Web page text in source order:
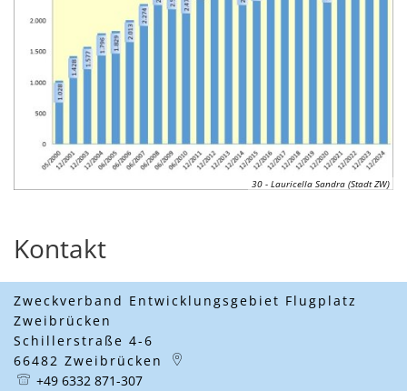
30 - Lauricella Sandra (Stadt ZW)
Kontakt
Zweckverband Entwicklungsgebiet Flugplatz
Zweibrücken
Schillerstraße 4-6
66482 Zweibrücken
+49 6332 871-307